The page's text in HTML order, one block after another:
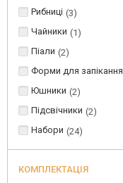
Рибниці 3
Чайники
1
Піали 2
Форми для запікання
Юшники 2
Підсвічники 2
Набори 24
КОМПЛЕКТАЦІЯ